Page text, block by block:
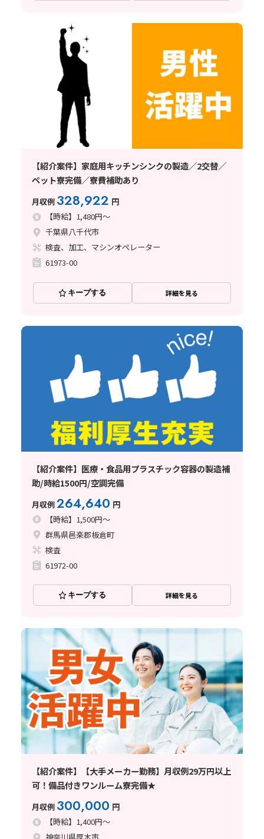
【紹介案件】家庭用キッチンシンクの製造／2交替／
ペット寮完備／寮費補助あり
月収例 328,922 円
【時給】1,480円～
千葉県八千代市
検査、加工、マシンオペレーター
61973-00
キープする 詳細を見る
【紹介案件】医療・食品用プラスチック容器の製造補
助/時給1500円/空調完備
月収例264,640 円
【時給】1,500円～
群馬県邑楽郡板倉町
検査
61972-00
キープする 詳細を見る
【紹介案件】【大手メーカー勤務】月収例29万円以上
可！備品付きワンルーム寮完備★
月収例 300,000 円
【時給】1,400円～